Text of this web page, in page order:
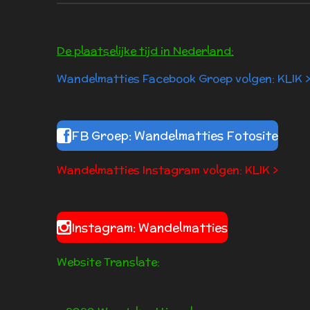
De plaatselijke tijd in Nederland:
Wandelmatties Facebook Groep volgen: KLIK >
FB Groep: Wandelmatties Fotosite
Wandelmatties Instagram volgen: KLIK >
Instagram: Wandelmatties
Website Translate: